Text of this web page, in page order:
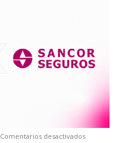
una
cultura
y
habitual
Comentarios desactivadosen